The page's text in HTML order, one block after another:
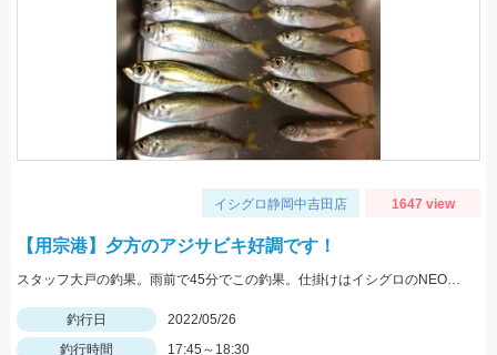
イシグロ静岡中吉田店 1647 view
【用宗港】夕方のアジサビキ好調です！
スタッフ大戸の釣果。雨前で45分でこの釣果。仕掛けはイシグロのNEO 豆アジマッチ２号にて。
釣行日
2022/05/26
釣行時間
17:45～18:30